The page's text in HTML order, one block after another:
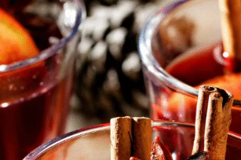
Lietuva
strateginėje
asociacijoje
2026
Kaip